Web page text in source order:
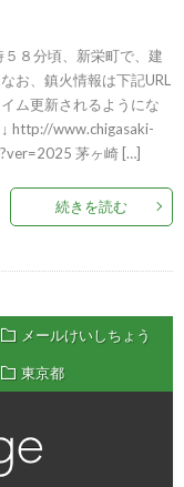
８分頃、新栄町で、建
お、鎮火情報は下記URL
ム更新されるようにな
http://www.chigasaki-
茅ヶ崎 […]
続きを読む
メールけいしちょう
東京都